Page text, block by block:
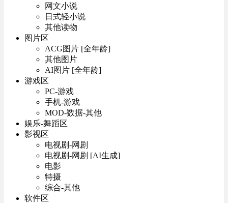
网文小说
日式轻小说
其他读物
图片区
ACG图片 [全年龄]
其他图片
AI图片 [全年龄]
游戏区
PC-游戏
手机-游戏
MOD-数据-其他
娱乐-舞蹈区
影视区
电视剧-网剧
电视剧-网剧 [AI生成]
电影
特摄
综合-其他
软件区